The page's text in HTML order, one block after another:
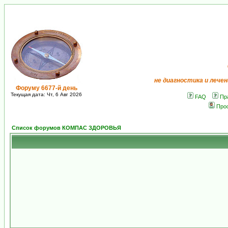
Форуму 6677-й день
Текущая дата: Чт, 6 Авг 2026
не диагностика и
FAQ
Список форумов КОМПАС ЗДОРОВЬЯ